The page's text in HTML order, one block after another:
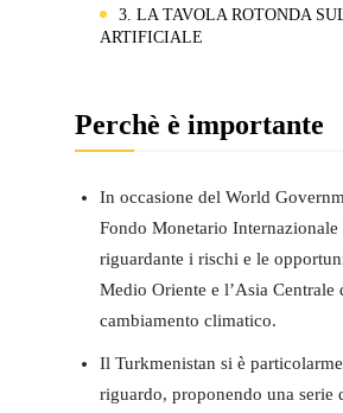
3. LA TAVOLA ROTONDA
ARTIFICIALE
Perchè è importante
In occasione del World
Fondo Monetario
riguardante i rischi e le
Medio Oriente e l’Asia Centrale
cambiamento climatico.
Il Turkmenistan si è
riguardo, proponendo una serie